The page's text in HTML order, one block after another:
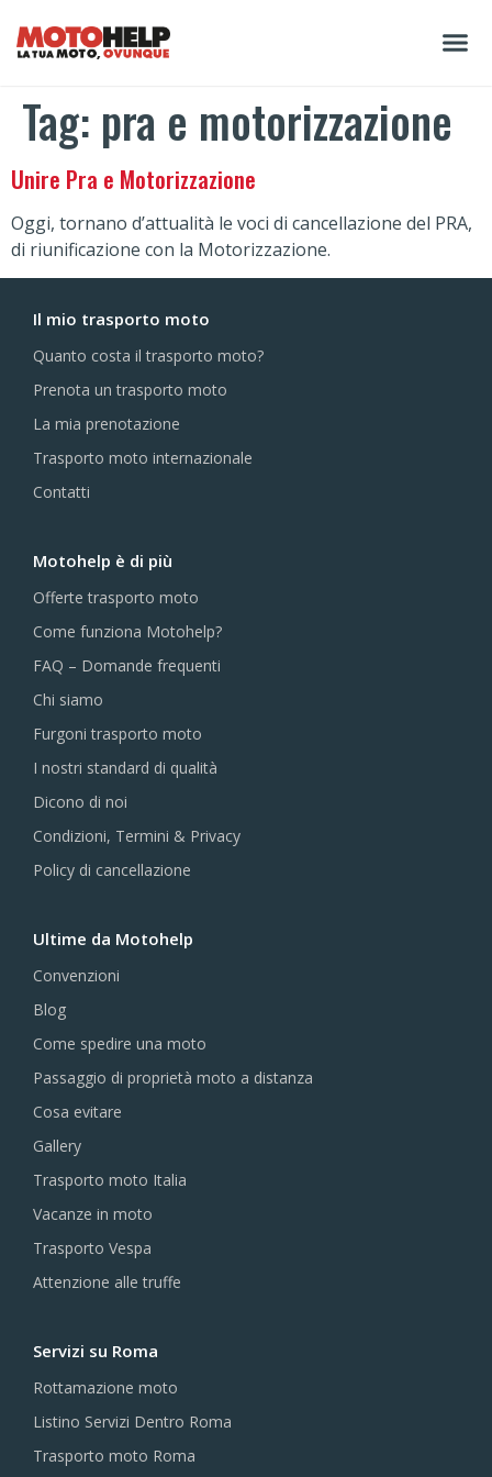
Tag: pra e motorizzazione
Unire Pra e Motorizzazione
Oggi, tornano d’attualità le voci di cancellazione del PRA,
di riunificazione con la Motorizzazione.
Il mio trasporto moto
Quanto costa il trasporto moto?
Prenota un trasporto moto
La mia prenotazione
Trasporto moto internazionale
Contatti
Motohelp è di più
Offerte trasporto moto
Come funziona Motohelp?
FAQ – Domande frequenti
Chi siamo
Furgoni trasporto moto
I nostri standard di qualità
Dicono di noi
Condizioni, Termini & Privacy
Policy di cancellazione
Ultime da Motohelp
Convenzioni
Blog
Come spedire una moto
Passaggio di proprietà moto a distanza
Cosa evitare
Gallery
Trasporto moto Italia
Vacanze in moto
Trasporto Vespa
Attenzione alle truffe
Servizi su Roma
Rottamazione moto
Listino Servizi Dentro Roma
Trasporto moto Roma